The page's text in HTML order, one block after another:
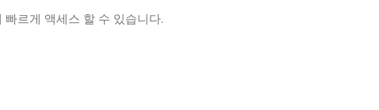
르게 액세스 할 수 있습니다.